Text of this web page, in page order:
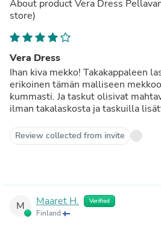
About productVera Dress
store)
Vera Dress
Ihan kiva mekko! Takakappaleen
erikoinen tämän malliseen
kummasti. Ja taskut olisivat
ilman takalaskosta ja taskuilla
Review collected from invite
M Maaret H. Verified
Finland